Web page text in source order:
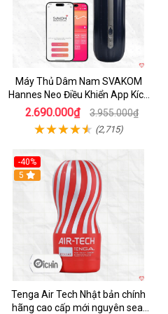
Máy Thủ Dâm Nam SVAKOM
Hannes Neo Điều Khiển App Kích
Thích
2.690.000₫ 3.955.000₫
(2,715)
-40%
Hot
5
Tenga Air Tech Nhật bản chính
hãng cao cấp mới nguyên seal